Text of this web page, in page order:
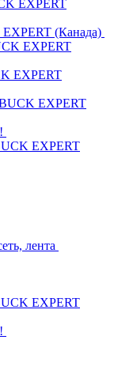
EXPERT
(Канада)
EXPERT
EXPERT
EXPERT
EXPERT
лента
EXPERT